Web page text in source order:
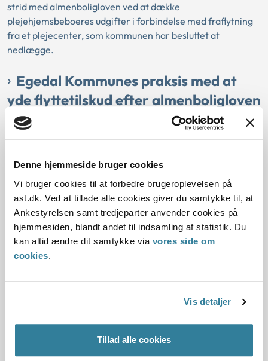
Denne hjemmeside bruger cookies
Vi bruger cookies til at forbedre brugeroplevelsen på
ast.dk. Ved at tillade alle cookies giver du samtykke til, at
Ankestyrelsen samt tredjeparter anvender cookies på
hjemmesiden, blandt andet til indsamling af statistik. Du
kan altid ændre dit samtykke via vores side om
cookies.
Vis detaljer
Tillad alle cookies
strid med almenboligloven ved at dække
plejehjemsbeboeres udgifter i forbindelse med fraflytning
fra et plejecenter, som kommunen har besluttet at
nedlægge.
Egedal Kommunes praksis med at
yde flyttetilskud efter almenboligloven
02-07-2025
Ankestyrelsen vurderede, at Egedal Kommune handlede i
strid med almenboligloven ved at dække
plejehjemsbeboeres udgifter i forbindelse med fraflytning
fra plejeboliger, som kommunen har besluttet at nedlægge.
Vejle Kommunes praksis med at yde
flyttetilskud efter almenboligloven
01-07-2025
Ankestyrelsen
Ankestyrelsen vurderede, at Vejle Kommune handlede i
strid med almenboligloven ved at dække
plejehjemsbeboeres udgifter i forbindelse med fraflytning